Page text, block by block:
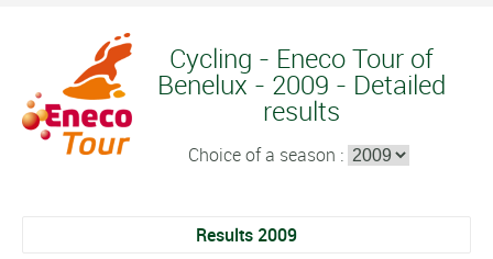
Cycling - Eneco Tour of
Benelux - 2009 - Detailed
results
Choice of a season :
Results 2009